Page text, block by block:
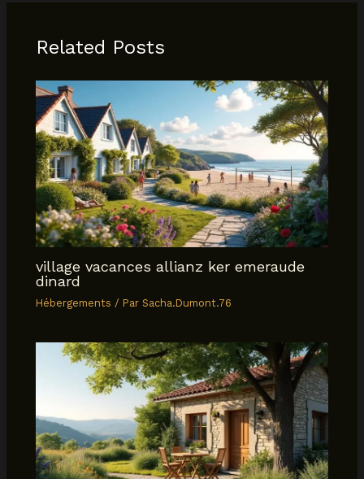
Related Posts
village vacances allianz ker emeraude
dinard
Hébergements / ParSacha.Dumont.76